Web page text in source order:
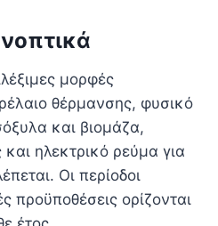
μορφές
θέρμανσης, φυσικό
και βιομάζα,
ηλεκτρικό ρεύμα για
Οι περίοδοι
προϋποθέσεις ορίζονται